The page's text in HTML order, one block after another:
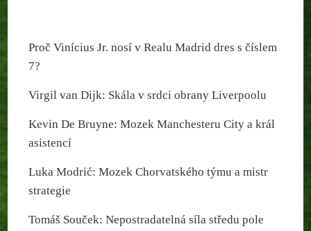
Proč Vinícius Jr. nosí v Realu Madrid dres s číslem
7?
Virgil van Dijk: Skála v srdci obrany Liverpoolu
Kevin De Bruyne: Mozek Manchesteru City a král
asistencí
Luka Modrić: Mozek Chorvatského týmu a mistr
strategie
Tomáš Souček: Nepostradatelná síla středu pole